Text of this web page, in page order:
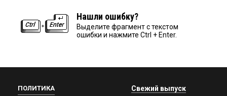
Нашли ошибку?
Выделите фрагмент с текстом
ошибки и нажмите Ctrl + Enter.
ПОЛИТИКА Свежий выпуск